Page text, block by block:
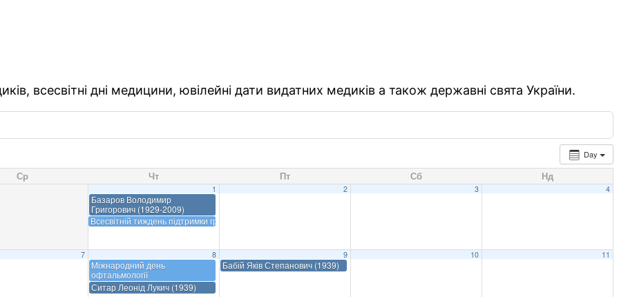
всесвітні дні медицини, ювілейні дати видатних медиків а також державні свята України.
Day
Ср Чт Пт Сб Нд
1
Базаров Володимир
Григорович (1929-2009)
Всесвітній тиждень підтримки грудного вигодовування
2 3 4
7 8
Міжнародний день
офтальмології
Ситар Леонід Лукич (1939)
9
Бабій Яків Степанович (1939)
10 11